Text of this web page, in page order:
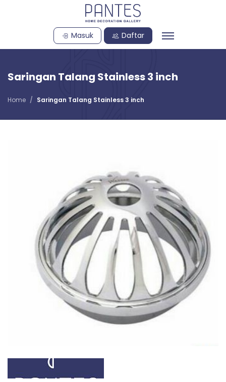
Masuk Daftar
Saringan Talang Stainless 3 inch
Home Saringan Talang Stainless 3 inch